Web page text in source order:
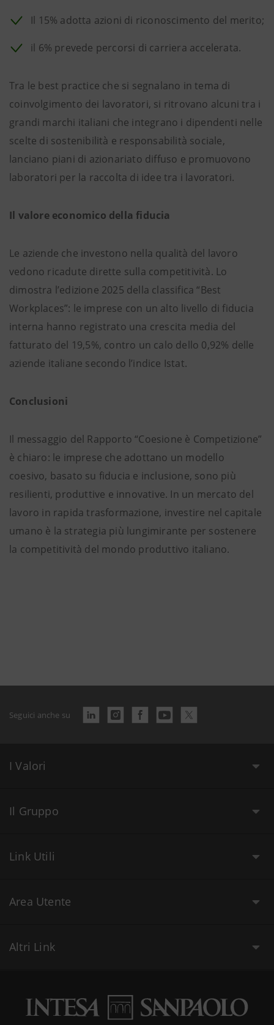
Il 15% adotta azioni di riconoscimento del merito;
il 6% prevede percorsi di carriera accelerata.
Tra le best practice che si segnalano in tema di
coinvolgimento dei lavoratori, si ritrovano alcuni tra i
grandi marchi italiani che integrano i dipendenti nelle
scelte di sostenibilità e responsabilità sociale,
lanciano piani di azionariato diffuso e promuovono
laboratori per la raccolta di idee tra i lavoratori.
Il valore economico della fiducia
Le aziende che investono nella qualità del lavoro
vedono ricadute dirette sulla competitività. Lo
dimostra l’edizione 2025 della classifica “Best
Workplaces”: le imprese con un alto livello di fiducia
interna hanno registrato una crescita media del
fatturato del 19,5%, contro un calo dello 0,92% delle
aziende italiane secondo l’indice Istat.
Conclusioni
Il messaggio del Rapporto “Coesione è Competizione”
è chiaro: le imprese che adottano un modello
coesivo, basato su fiducia e inclusione, sono più
resilienti, produttive e innovative. In un mercato del
lavoro in rapida trasformazione, investire nel capitale
umano è la strategia più lungimirante per sostenere
la competitività del mondo produttivo italiano.
Seguici anche su
I Valori
Il Gruppo
Link Utili
Area Utente
Altri Link